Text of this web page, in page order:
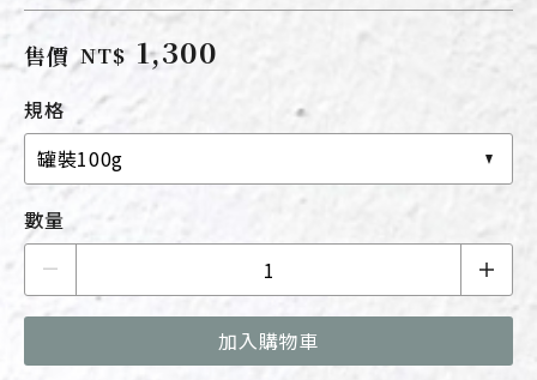
售價 NT$ 1,300
規格
罐裝100g
數量
加入購物車